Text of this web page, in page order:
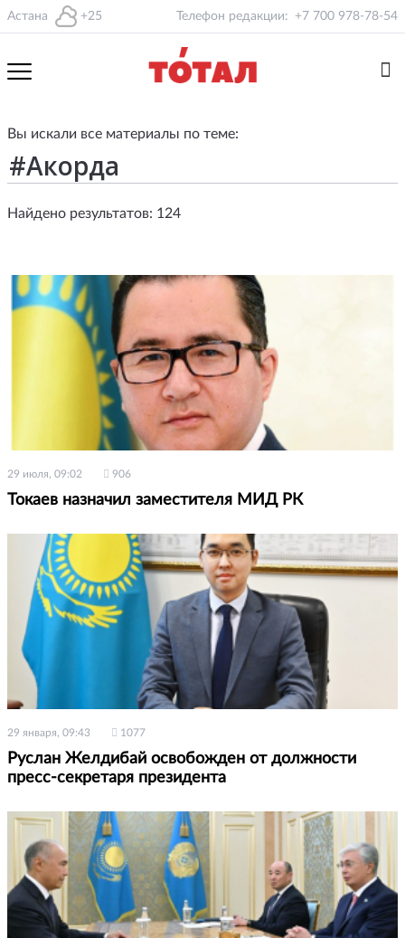
Астана +25 Телефон редакции: +7 700 978-78-54
Вы искали все материалы по теме:
Найдено результатов: 124
29 июля, 09:02 906
Токаев назначил заместителя МИД РК
29 января, 09:43 1077
Руслан Желдибай освобожден от должности
пресс-секретаря президента